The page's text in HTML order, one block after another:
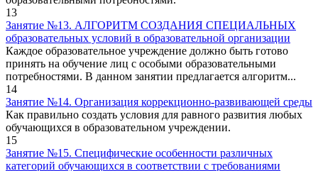
13
Занятие №13. АЛГОРИТМ СОЗДАНИЯ СПЕЦИАЛЬНЫХ
образовательных условий в образовательной организации
Каждое образовательное учреждение должно быть готово
принять на обучение лиц с особыми образовательными
потребностями. В данном занятии предлагается алгоритм...
14
Занятие №14. Организация коррекционно-развивающей среды
Как правильно создать условия для равного развития любых
обучающихся в образовательном учреждении.
15
Занятие №15. Специфические особенности различных
категорий обучающихся в соответствии с требованиями